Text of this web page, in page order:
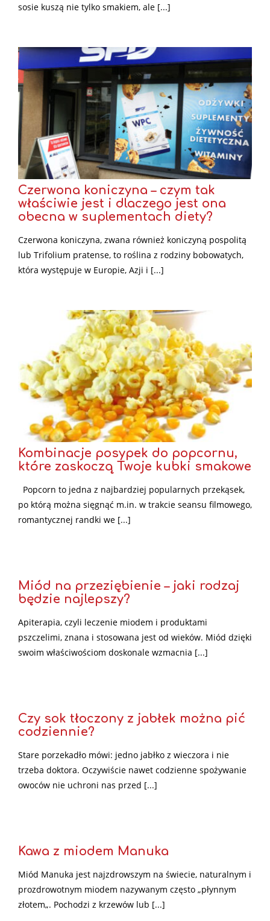
sosie kuszą nie tylko smakiem, ale [...]
Czerwona koniczyna – czym tak
właściwie jest i dlaczego jest ona
obecna w suplementach diety?
Czerwona koniczyna, zwana również koniczyną pospolitą
lub Trifolium pratense, to roślina z rodziny bobowatych,
która występuje w Europie, Azji i [...]
Kombinacje posypek do popcornu,
które zaskoczą Twoje kubki smakowe
Popcorn to jedna z najbardziej popularnych przekąsek,
po którą można sięgnąć m.in. w trakcie seansu filmowego,
romantycznej randki we [...]
Miód na przeziębienie – jaki rodzaj
będzie najlepszy?
Apiterapia, czyli leczenie miodem i produktami
pszczelimi, znana i stosowana jest od wieków. Miód dzięki
swoim właściwościom doskonale wzmacnia [...]
Czy sok tłoczony z jabłek można pić
codziennie?
Stare porzekadło mówi: jedno jabłko z wieczora i nie
trzeba doktora. Oczywiście nawet codzienne spożywanie
owoców nie uchroni nas przed [...]
Kawa z miodem Manuka
Miód Manuka jest najzdrowszym na świecie, naturalnym i
prozdrowotnym miodem nazywanym często „płynnym
złotem„. Pochodzi z krzewów lub [...]